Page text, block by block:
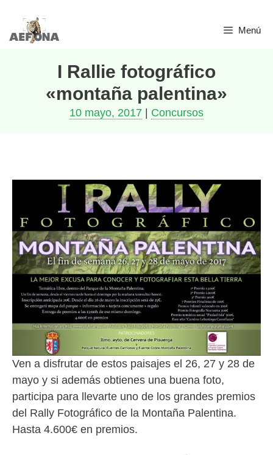
Saltar
Menú
I Rallie fotográfico
«montaña palentina»
10 mayo, 2017 Concursos
Ven a disfrutar de estos paisajes el 26, 27 y 28 de
mayo y si además obtienes una buena foto,
participa para llevarte uno de los grandes premios
del Rally Fotográfico de la Montaña Palentina.
Hasta 4.600€ en premios.